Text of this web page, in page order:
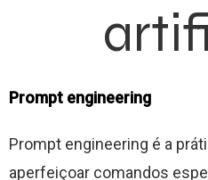
Prompt engineering
Prompt engineering é a
aperfeiçoar comandos